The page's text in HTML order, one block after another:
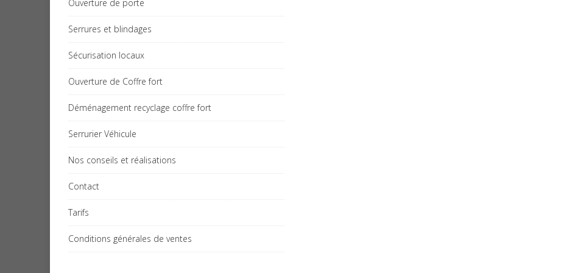
Ouverture de porte
Serrures et blindages
Sécurisation locaux
Ouverture de Coffre fort
Déménagement recyclage coffre fort
Serrurier Véhicule
Nos conseils et réalisations
Contact
Tarifs
Conditions générales de ventes